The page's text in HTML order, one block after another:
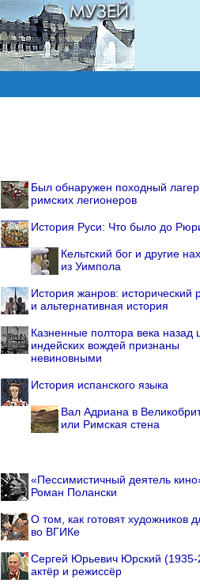
Был обнаружен походный
римских легионеров
История Руси: Что было до
Кельтский бог и другие
из Уимпола
История жанров: исторический
и альтернативная история
Казненные полтора века назад
индейских вождей признаны
невиновными
История испанского языка
Вал Адриана в
или Римская стена
«Пессимистичный деятель
Роман Полански
О том, как готовят художников
во ВГИКе
Сергей Юрьевич Юрский (1935-
актёр и режиссёр